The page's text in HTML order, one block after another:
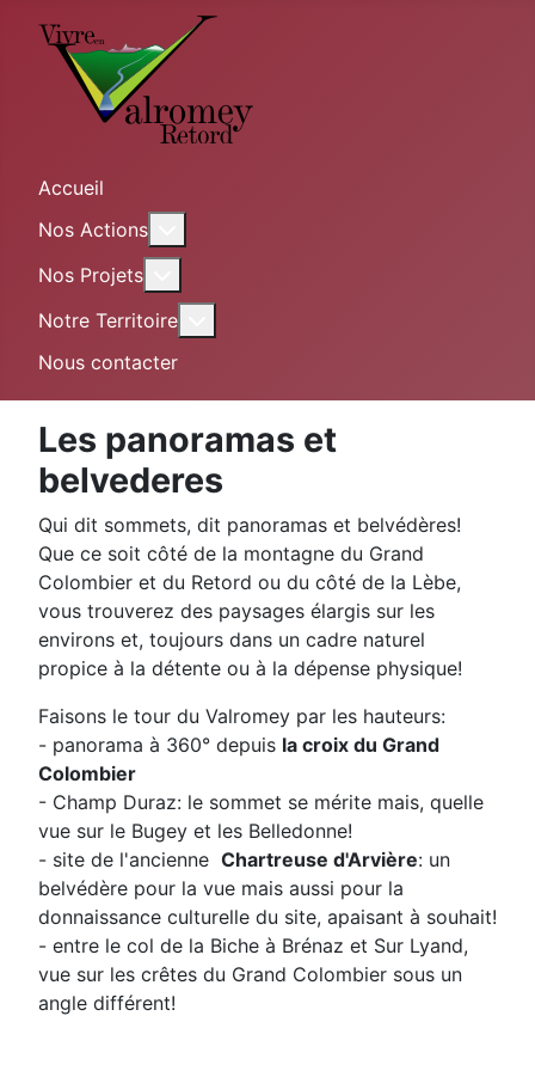
Accueil
Nos Actions
Nos Projets
Notre Territoire
Nous contacter
Les panoramas et
belvederes
Qui dit sommets, dit panoramas et belvédères!
Que ce soit côté de la montagne du Grand
Colombier et du Retord ou du côté de la Lèbe,
vous trouverez des paysages élargis sur les
environs et, toujours dans un cadre naturel
propice à la détente ou à la dépense physique!
Faisons le tour du Valromey par les hauteurs:
- panorama à 360° depuis la croix du Grand
Colombier
- Champ Duraz: le sommet se mérite mais, quelle
vue sur le Bugey et les Belledonne!
- site de l'ancienne Chartreuse d'Arvière: un
belvédère pour la vue mais aussi pour la
donnaissance culturelle du site, apaisant à souhait!
- entre le col de la Biche à Brénaz et Sur Lyand,
vue sur les crêtes du Grand Colombier sous un
angle différent!